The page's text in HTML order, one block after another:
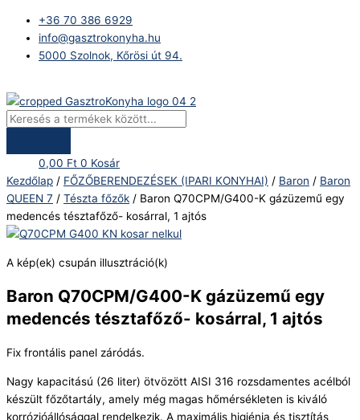
content
+36 70 386 6929
info@gasztrokonyha.hu
5000 Szolnok, Kőrösi út 94.
search
0,00 Ft 0 Kosár
Kezdőlap / FŐZŐBERENDEZÉSEK (IPARI KONYHAI) / Baron / Baron
QUEEN 7 / Tészta főzők / Baron Q70CPM/G400-K gázüzemű egy
medencés tésztafőző- kosárral, 1 ajtós
A kép(ek) csupán illusztráció(k)
Baron Q70CPM/G400-K gázüzemű egy
medencés tésztafőző- kosárral, 1 ajtós
Fix frontális panel záródás.
Nagy kapacitású (26 liter) ötvözött AISI 316 rozsdamentes acélból
készült főzőtartály, amely még magas hőmérsékleten is kiváló
korrózióállósággal rendelkezik. A maximális higiénia és tisztítás
Q70CPM/G400-
gázüzemű
medencés
tésztafőző-
kosárral,
ajtós
mennyiség